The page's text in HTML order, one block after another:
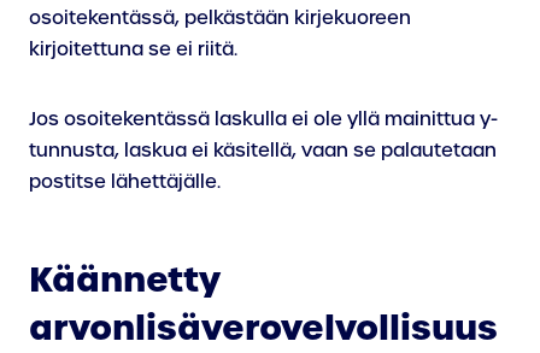
osoitekentässä, pelkästään kirjekuoreen
kirjoitettuna se ei riitä.
Jos osoitekentässä laskulla ei ole yllä mainittua y-
tunnusta, laskua ei käsitellä, vaan se palautetaan
postitse lähettäjälle.
Käännetty
arvonlisäverovelvollisuus